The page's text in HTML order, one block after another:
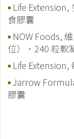
Life Extension,
食膠囊
NOW Foods,
位），240 粒軟
Life Extension,
Jarrow
膠囊